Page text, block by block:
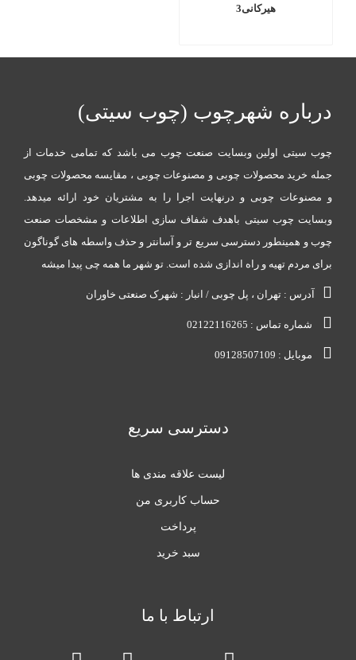
هیرکانی3
درباره شهرچوب (چوب سیتی)
چوب سیتی اولین وبسایت صنعت چوب می باشد که تمامی خدمات از
جمله خرید محصولات چوبی و مصنوعات چوبی ، مقایسه محصولات چوبی
و مصنوعات چوبی و درنهایت اجرا را به مشتریان خود ارائه میدهد.
وبسایت چوب سیتی باهدف شفاف سازی اطلاعات و مشخصات صنعت
چوب و همینطور دسترسی سریع تر و آسانتر و حذف واسطه های گوناگون
برای مردم تهیه و راه اندازی شده است. تو شهر ما همه چی پیدا میشه
آدرس : تهران ، پل چوبی / انبار : شهرک صنعتی خاوران
شماره تماس : 02122116265
موبایل : 09128507109
دسترسی سریع
لیست علاقه مندی ها
حساب کاربری من
پرداخت
سبد خرید
ارتباط با ما